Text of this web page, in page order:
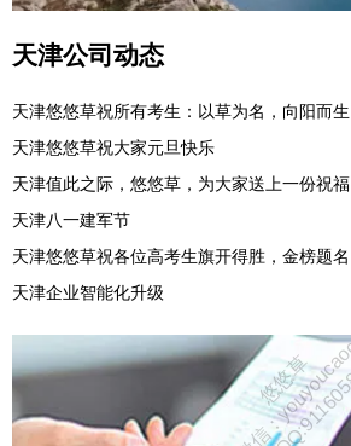
天津公司动态
天津悠悠草祝所有考生：以草为名，向阳而生
天津悠悠草祝大家元旦快乐
天津值此之际，悠悠草，为大家送上一份祝福
天津八一建军节
天津悠悠草祝各位高考生旗开得胜，金榜题名
天津企业智能化升级